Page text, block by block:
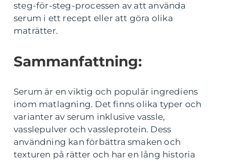
steg-för-steg-processen av att använda
serum i ett recept eller att göra olika
maträtter.
Sammanfattning:
Serum är en viktig och populär ingrediens
inom matlagning. Det finns olika typer och
varianter av serum inklusive vassle,
vasslepulver och vassleprotein. Dess
användning kan förbättra smaken och
texturen på rätter och har en lång historia